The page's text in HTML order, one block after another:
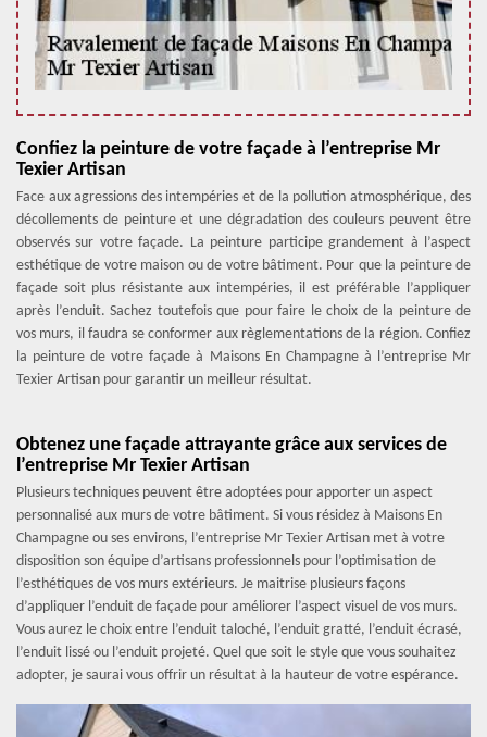
Confiez la peinture de votre façade à l’entreprise Mr
Texier Artisan
Face aux agressions des intempéries et de la pollution atmosphérique, des
décollements de peinture et une dégradation des couleurs peuvent être
observés sur votre façade. La peinture participe grandement à l’aspect
esthétique de votre maison ou de votre bâtiment. Pour que la peinture de
façade soit plus résistante aux intempéries, il est préférable l’appliquer
après l’enduit. Sachez toutefois que pour faire le choix de la peinture de
vos murs, il faudra se conformer aux règlementations de la région. Confiez
la peinture de votre façade à Maisons En Champagne à l’entreprise Mr
Texier Artisan pour garantir un meilleur résultat.
Obtenez une façade attrayante grâce aux services de
l’entreprise Mr Texier Artisan
Plusieurs techniques peuvent être adoptées pour apporter un aspect
personnalisé aux murs de votre bâtiment. Si vous résidez à Maisons En
Champagne ou ses environs, l’entreprise Mr Texier Artisan met à votre
disposition son équipe d’artisans professionnels pour l’optimisation de
l’esthétiques de vos murs extérieurs. Je maitrise plusieurs façons
d’appliquer l’enduit de façade pour améliorer l’aspect visuel de vos murs.
Vous aurez le choix entre l’enduit taloché, l’enduit gratté, l’enduit écrasé,
l’enduit lissé ou l’enduit projeté. Quel que soit le style que vous souhaitez
adopter, je saurai vous offrir un résultat à la hauteur de votre espérance.